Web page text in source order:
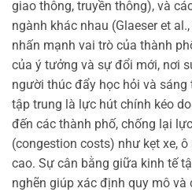
giao thông, truyền thông), và
ngành khác nhau (Glaeser et
nhấn mạnh vai trò của thành
của ý tưởng và sự đổi mới, nơi
người thúc đẩy học hỏi và sáng
tập trung là lực hút chính kéo
đến các thành phố, chống lại
(congestion costs) như kẹt xe,
cao. Sự cân bằng giữa kinh tế
nghẽn giúp xác định quy mô và